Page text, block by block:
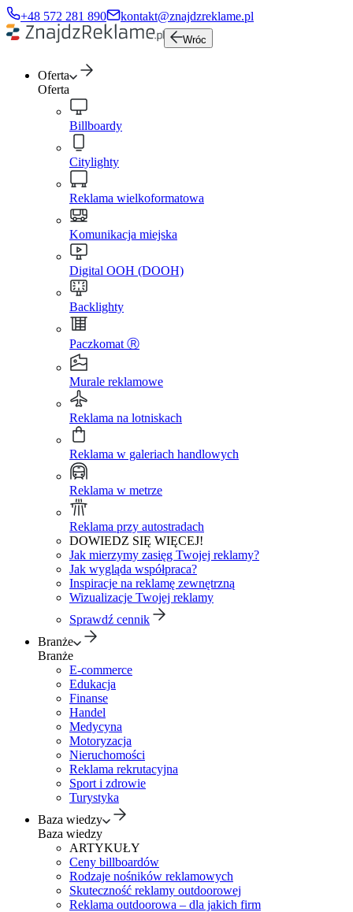
+48 572 281 890 kontakt@znajdzreklame.pl
Wróc
Oferta
Oferta
Billboardy
Citylighty
Reklama wielkoformatowa
Komunikacja miejska
Digital OOH (DOOH)
Backlighty
Paczkomat Ⓡ
Murale reklamowe
Reklama na lotniskach
Reklama w galeriach handlowych
Reklama w metrze
Reklama przy autostradach
DOWIEDZ SIĘ WIĘCEJ!
Jak mierzymy zasięg Twojej reklamy?
Jak wygląda współpraca?
Inspiracje na reklamę zewnętrzną
Wizualizacje Twojej reklamy
Sprawdź cennik
Branże
Branże
E-commerce
Edukacja
Finanse
Handel
Medycyna
Motoryzacja
Nieruchomości
Reklama rekrutacyjna
Sport i zdrowie
Turystyka
Baza wiedzy
Baza wiedzy
ARTYKUŁY
Ceny billboardów
Rodzaje nośników reklamowych
Skuteczność reklamy outdoorowej
Reklama outdoorowa – dla jakich firm